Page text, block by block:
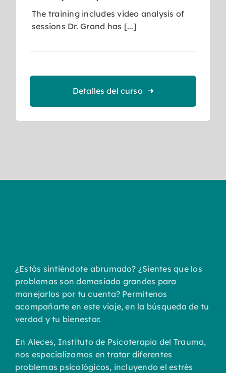
The training includes video analysis of
sessions Dr. Grand has [...]
Detalles del curso
¿Estás sintiéndote abrumado? ¿Sientes que los
problemas son demasiado grandes para
manejarlos por tu cuenta? Permítenos
acompañarte en este viaje, en la búsqueda de tu
verdad y tu bienestar.
En Aleces, Instituto de Psicoterapia del Trauma,
nos especializamos en tratar diferentes
problemas psicológicos, incluyendo el estrés